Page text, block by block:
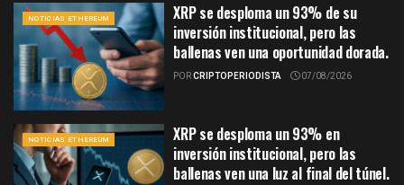
NOTICIAS ETHEREUM
XRP se desploma un 93% de su
inversión institucional, pero las
ballenas ven una oportunidad dorada.
PORCRIPTOPERIODISTA 07/08/2026
NOTICIAS ETHEREUM
XRP se desploma un 93% en
inversión institucional, pero las
ballenas ven una luz al final del túnel.